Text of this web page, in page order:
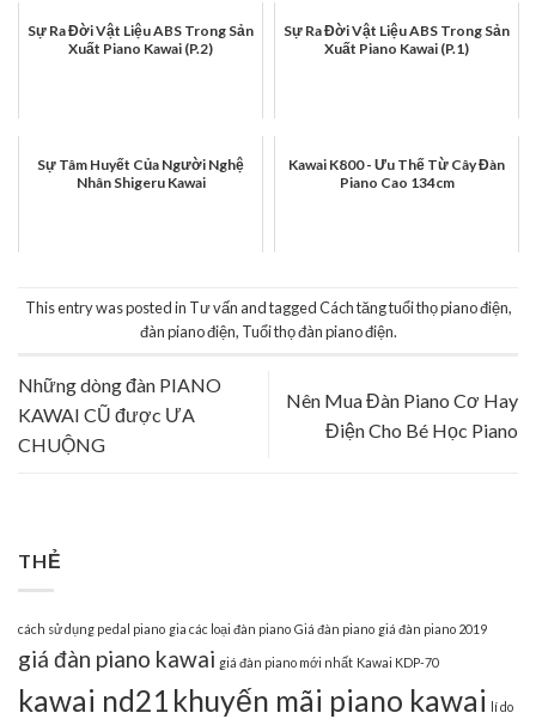
Sự Ra Đời Vật Liệu ABS Trong Sản
Xuất Piano Kawai (P.2)
Sự Ra Đời Vật Liệu ABS Trong Sản
Xuất Piano Kawai (P.1)
Sự Tâm Huyết Của Người Nghệ
Nhân Shigeru Kawai
Kawai K800 - Ưu Thế Từ Cây Đàn
Piano Cao 134cm
This entry was posted in Tư vấn and taggedCách tăng tuổi thọ piano điện,
đàn piano điện, Tuổi thọ đàn piano điện.
Những dòng đàn PIANO
KAWAI CŨ được ƯA
CHUỘNG
Nên Mua Đàn Piano Cơ Hay
Điện Cho Bé Học Piano
THẺ
cách sử dụng pedal piano gia các loại đàn piano Giá đàn piano giá đàn piano 2019
giá đàn piano kawai giá đàn piano mới nhất Kawai KDP-70
kawai nd21 khuyến mãi piano kawai lí do